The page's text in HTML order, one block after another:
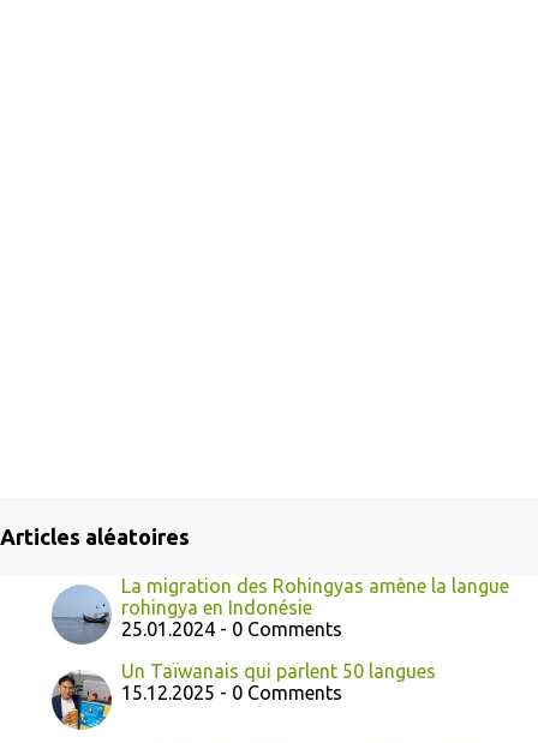
Articles aléatoires
La migration des Rohingyas amène la langue
rohingya en Indonésie
25.01.2024 - 0 Comments
Un Taïwanais qui parlent 50 langues
15.12.2025 - 0 Comments